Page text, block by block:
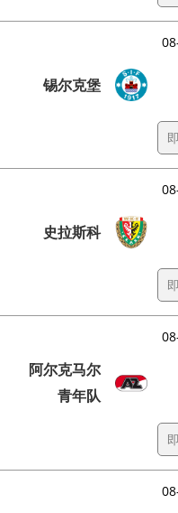
锡尔克堡
史拉斯科
阿尔克马尔
青年队